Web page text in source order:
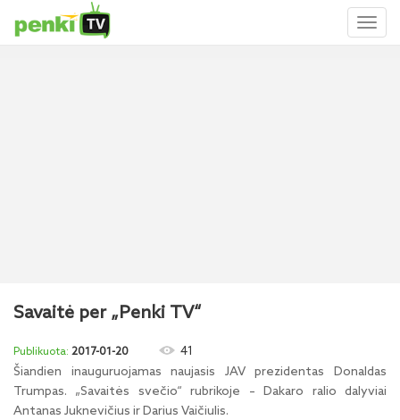
Savaitė per „Penki TV“
2017-01-20 41
Šiandien inauguruojamas naujasis JAV prezidentas Donaldas
Trumpas. „Savaitės svečio“ rubrikoje – Dakaro ralio dalyviai
Antanas Juknevičius ir Darius Vaičiulis.